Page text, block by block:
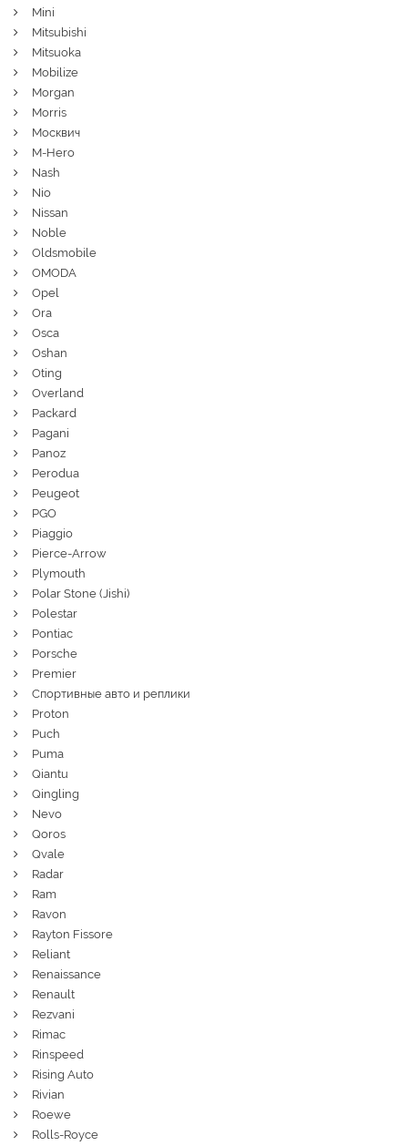
Mini
Mitsubishi
Mitsuoka
Mobilize
Morgan
Morris
Москвич
M-Hero
Nash
Nio
Nissan
Noble
Oldsmobile
OMODA
Opel
Ora
Osca
Oshan
Oting
Overland
Packard
Pagani
Panoz
Perodua
Peugeot
PGO
Piaggio
Pierce-Arrow
Plymouth
Polar Stone (Jishi)
Polestar
Pontiac
Porsche
Premier
Спортивные авто и реплики
Proton
Puch
Puma
Qiantu
Qingling
Nevo
Qoros
Qvale
Radar
Ram
Ravon
Rayton Fissore
Reliant
Renaissance
Renault
Rezvani
Rimac
Rinspeed
Rising Auto
Rivian
Roewe
Rolls-Royce